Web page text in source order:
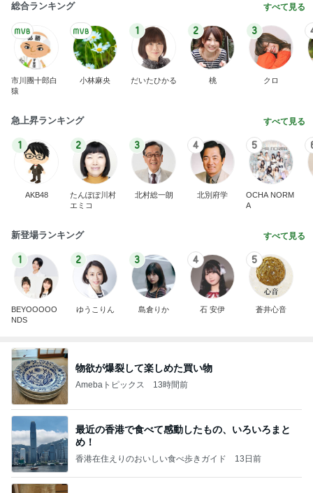
総合ランキング すべて見る
市川團十郎白
猿
小林麻央
1
だいたひかる
2
桃
3
クロ
急上昇ランキング すべて見る
1
AKB48
2
たんぽぽ川村
エミコ
3
北村総一朗
4
北別府学
5
OCHA NORM
A
新登場ランキング すべて見る
1
BEYOOOOO
NDS
2
ゆうこりん
3
島倉りか
4
石 安伊
5
蒼井心音
物欲が爆裂して楽しめた買い物
Amebaトピックス 13時間前
最近の香港で食べて感動したもの、いろいろまと
め！
香港在住えりのおいしい食べ歩きガイド 13日前